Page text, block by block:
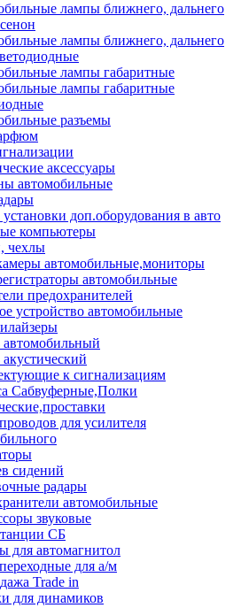
лампы ближнего, дальнего
лампы ближнего, дальнего
лампы габаритные
лампы габаритные
разъемы
аксессуары
автомобильные
доп.оборудования в авто
компьютеры
чехлы
автомобильные,мониторы
автомобильные
предохранителей
устройство автомобильные
автомобильный
к сигнализациям
Сабвуферные,Полки
для усилителя
сидений
радары
автомобильные
звуковые
СБ
для автомагнитол
для а/м
Trade in
для динамиков